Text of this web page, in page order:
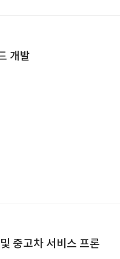
개발
중고차 서비스 프론